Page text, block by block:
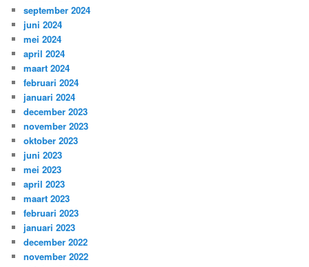
september 2024
juni 2024
mei 2024
april 2024
maart 2024
februari 2024
januari 2024
december 2023
november 2023
oktober 2023
juni 2023
mei 2023
april 2023
maart 2023
februari 2023
januari 2023
december 2022
november 2022